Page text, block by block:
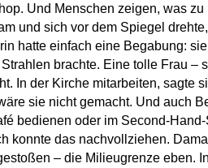
Und Menschen zeigen, was zu
und sich vor dem Spiegel
hatte einfach eine Begabung:
brachte. Eine tolle Frau –
In der Kirche mitarbeiten, sagte
sie nicht gemacht. Und auch
bedienen oder im Second-
konnte das nachvollziehen.
– die Milieugrenze eben.